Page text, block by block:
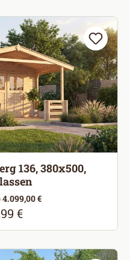
136, 380x500,
4.099,00 €
Preis:
€